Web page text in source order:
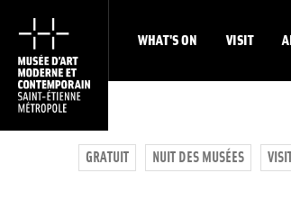
WHAT'S ON VISIT
GRATUIT NUIT DES MUSÉES